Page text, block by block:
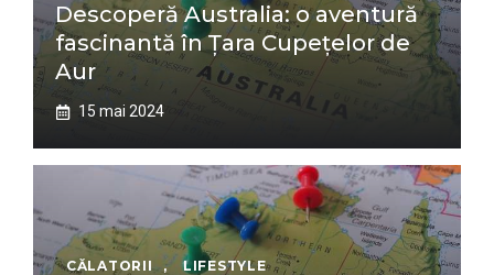
Descoperă Australia: o aventură
fascinantă în Țara Cupețelor de
Aur
15 mai 2024
CĂLATORII , LIFESTYLE